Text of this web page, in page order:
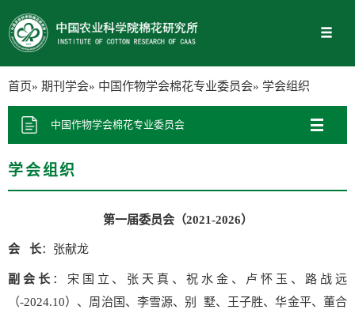
首页» 期刊学会» 中国作物学会棉花专业委员会» 学会组织
中国作物学会棉花专业委员会
学会组织
第一届委员会（2021-2026）
会 长：张献龙
副会长 ：宋国立、张天真、祝水金、卢怀玉、路战远
（-2024.10）、周治国、李雪源、别 墅、王子胜、华金平、董合